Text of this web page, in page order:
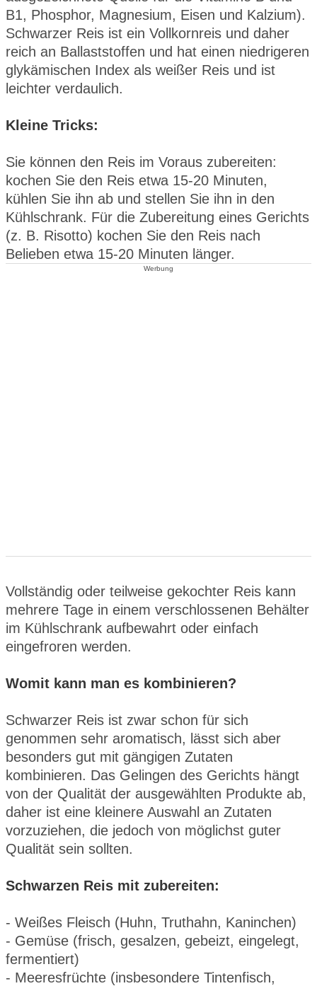
B1, Phosphor, Magnesium, Eisen und Kalzium).
Schwarzer Reis ist ein Vollkornreis und daher
reich an Ballaststoffen und hat einen niedrigeren
glykämischen Index als weißer Reis und ist
leichter verdaulich.
Kleine Tricks:
Sie können den Reis im Voraus zubereiten:
kochen Sie den Reis etwa 15-20 Minuten,
kühlen Sie ihn ab und stellen Sie ihn in den
Kühlschrank. Für die Zubereitung eines Gerichts
(z. B. Risotto) kochen Sie den Reis nach
Belieben etwa 15-20 Minuten länger.
Werbung
Vollständig oder teilweise gekochter Reis kann
mehrere Tage in einem verschlossenen Behälter
im Kühlschrank aufbewahrt oder einfach
eingefroren werden.
Womit kann man es kombinieren?
Schwarzer Reis ist zwar schon für sich
genommen sehr aromatisch, lässt sich aber
besonders gut mit gängigen Zutaten
kombinieren. Das Gelingen des Gerichts hängt
von der Qualität der ausgewählten Produkte ab,
daher ist eine kleinere Auswahl an Zutaten
vorzuziehen, die jedoch von möglichst guter
Qualität sein sollten.
Schwarzen Reis mit zubereiten:
- Weißes Fleisch (Huhn, Truthahn, Kaninchen)
- Gemüse (frisch, gesalzen, gebeizt, eingelegt,
fermentiert)
- Meeresfrüchte (insbesondere Tintenfisch,